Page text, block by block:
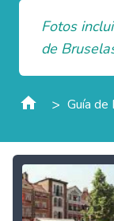
Fotos
de
> Guía de